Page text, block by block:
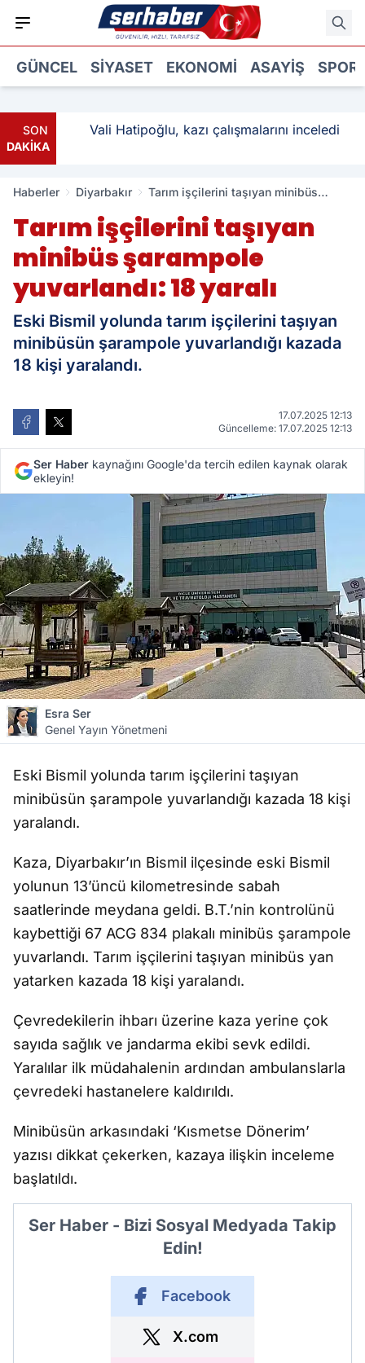
GÜNCEL SIYASET EKONOMI ASAYIŞ SPOR
SON
DAKİKA
Vali Hatipoğlu, kazı çalışmalarını inceledi
Haberler Diyarbakır
Tarım işçilerini taşıyan minibüs
Tarım işçilerini taşıyan
minibüs şarampole
yuvarlandı: 18 yaralı
Eski Bismil yolunda tarım işçilerini taşıyan
minibüsün şarampole yuvarlandığı kazada
18 kişi yaralandı.
17.07.2025 12:13
Güncelleme: 17.07.2025 12:13
Ser Haber kaynağını Google'da tercih edilen kaynak olarak
ekleyin!
Esra Ser
Genel Yayın Yönetmeni
Eski Bismil yolunda tarım işçilerini taşıyan
minibüsün şarampole yuvarlandığı kazada 18 kişi
yaralandı.
Kaza, Diyarbakır’ın Bismil ilçesinde eski Bismil
yolunun 13’üncü kilometresinde sabah
saatlerinde meydana geldi. B.T.’nin kontrolünü
kaybettiği 67 ACG 834 plakalı minibüs şarampole
yuvarlandı. Tarım işçilerini taşıyan minibüs yan
yatarken kazada 18 kişi yaralandı.
Çevredekilerin ihbarı üzerine kaza yerine çok
sayıda sağlık ve jandarma ekibi sevk edildi.
Yaralılar ilk müdahalenin ardından ambulanslarla
çevredeki hastanelere kaldırıldı.
Minibüsün arkasındaki ‘Kısmetse Dönerim’
yazısı dikkat çekerken, kazaya ilişkin inceleme
başlatıldı.
Ser Haber - Bizi Sosyal Medyada Takip
Edin!
Facebook
X.com